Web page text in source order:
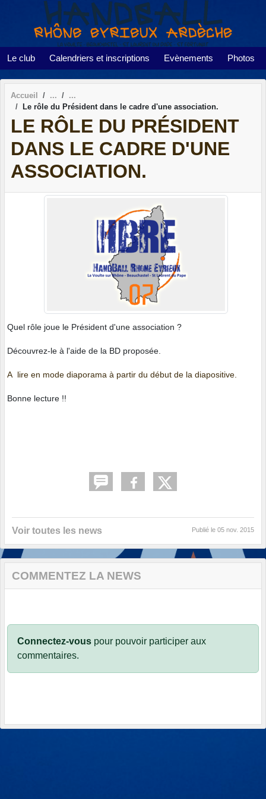
Le club Calendriers et inscriptions Evènements Photos
Accueil
Le rôle du Président dans le cadre d'une association.
LE RÔLE DU PRÉSIDENT
DANS LE CADRE D'UNE
ASSOCIATION.
Quel rôle joue le Président d'une association ?
Découvrez-le à l'aide de la BD proposée.
A lire en mode diaporama à partir du début de la diapositive.
Bonne lecture !!
Voir toutes les news Publié le 05 nov. 2015
COMMENTEZ LA NEWS
Connectez-vous pour pouvoir participer aux
commentaires.
Panneau de gestion des cookies